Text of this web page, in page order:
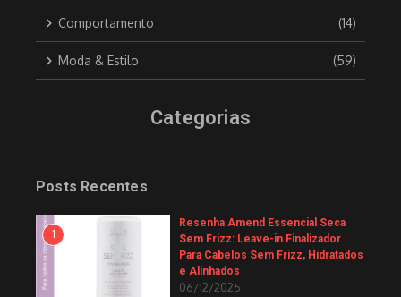
Comportamento (14)
Moda & Estilo (59)
Categorias
Posts Recentes
1
Resenha Amend Essencial Seca
Sem Frizz: Leave-in Finalizador
Para Cabelos Sem Frizz, Hidratados
e Alinhados
06/12/2025